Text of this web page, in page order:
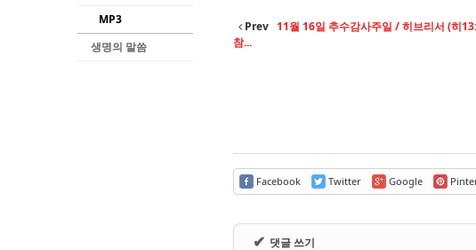
MP3
생명의 말씀
Prev 11월 16일 추수감사주일 / 히브리서 (히
참...
Facebook Twitter Google
✔ 댓글 쓰기